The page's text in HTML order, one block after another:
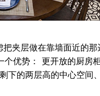
夹层做在靠墙面近的
优势： 更开放的厨房
的两层高的中心空间